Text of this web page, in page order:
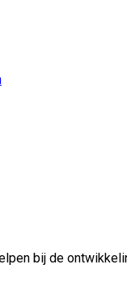
bij de